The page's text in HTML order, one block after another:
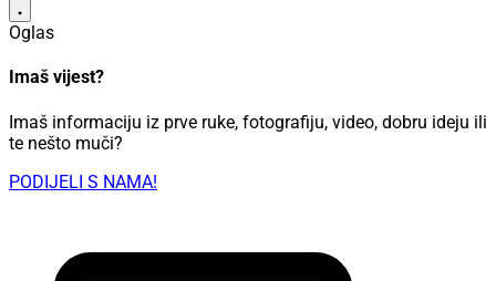
Oglas
Imaš vijest?
Imaš informaciju iz prve ruke, fotografiju, video, dobru ideju ili
te nešto muči?
PODIJELI S NAMA!